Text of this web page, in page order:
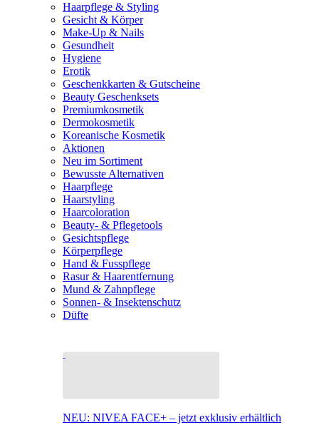
Haarpflege & Styling
Gesicht & Körper
Make-Up & Nails
Gesundheit
Hygiene
Erotik
Geschenkkarten & Gutscheine
Beauty Geschenksets
Premiumkosmetik
Dermokosmetik
Koreanische Kosmetik
Aktionen
Neu im Sortiment
Bewusste Alternativen
Haarpflege
Haarstyling
Haarcoloration
Beauty- & Pflegetools
Gesichtspflege
Körperpflege
Hand & Fusspflege
Rasur & Haarentfernung
Mund & Zahnpflege
Sonnen- & Insektenschutz
Düfte
NEU: NIVEA FACE+ – jetzt exklusiv erhältlich